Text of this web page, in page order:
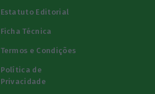
Estatuto Editorial
Ficha Técnica
Termos e Condições
Política de
Privacidade